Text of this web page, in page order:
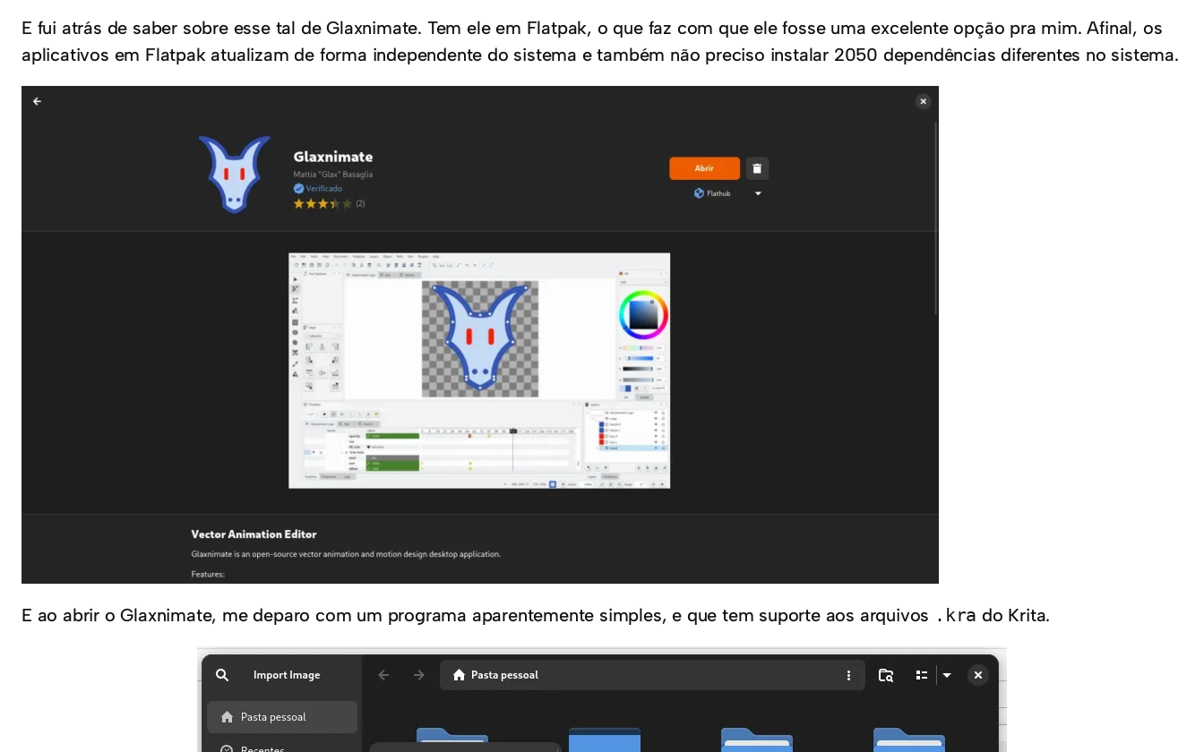
E fui atrás de saber sobre esse tal de Glaxnimate. Tem ele em Flatpak, o que faz com que ele fosse uma excelente opção pra mim. Afinal, os
aplicativos em Flatpak atualizam de forma independente do sistema e também não preciso instalar 2050 dependências diferentes no sistema.
E ao abrir o Glaxnimate, me deparo com um programa aparentemente simples, e que tem suporte aos arquivos .kra do Krita.